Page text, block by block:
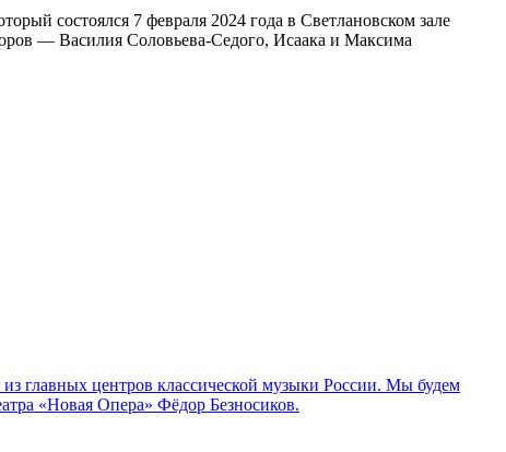
состоялся 7 февраля 2024 года в Светлановском зале
— Василия Соловьева-Седого, Исаака и Максима
главных центров классической музыки России. Мы будем
«Новая Опера» Фёдор Безносиков.